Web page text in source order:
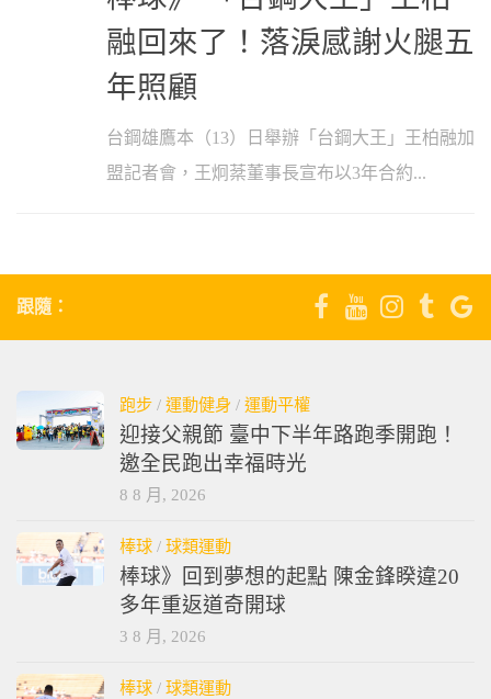
融回來了！落淚感謝火腿五
年照顧
台鋼雄鷹本（13）日舉辦「台鋼大王」王柏融加
盟記者會，王炯棻董事長宣布以3年合約...
跟隨：
跑步 / 運動健身 / 運動平權
迎接父親節 臺中下半年路跑季開跑！
邀全民跑出幸福時光
8 8 月, 2026
棒球 / 球類運動
棒球》回到夢想的起點 陳金鋒睽違20
多年重返道奇開球
3 8 月, 2026
棒球 / 球類運動